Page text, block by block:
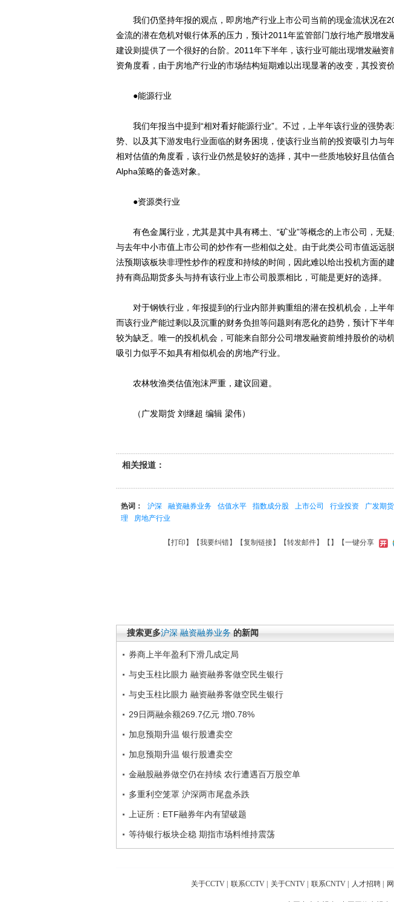
我们仍坚持年报的观点，即房地产行业上市公司当前的现金流状况在
金流的潜在危机对银行体系的压力，预计2011年监管部门放行地产股增发
建设则提供了一个很好的台阶。2011年下半年，该行业可能出现增发融资
资角度看，由于房地产行业的市场结构短期难以出现显著的改变，其投资价
●能源行业
我们年报当中提到“相对看好能源行业”。不过，上半年该行业的强势
势、以及其下游发电行业面临的财务困境，使该行业当前的投资吸引力与
相对估值的角度看，该行业仍然是较好的选择，其中一些质地较好且估值
Alpha策略的备选对象。
●资源类行业
有色金属行业，尤其是其中具有稀土、“矿业”等概念的上市公司，无疑
与去年中小市值上市公司的炒作有一些相似之处。由于此类公司市值远远
法预期该板块非理性炒作的程度和持续的时间，因此难以给出投机方面的
持有商品期货多头与持有该行业上市公司股票相比，可能是更好的选择。
对于钢铁行业，年报提到的行业内部并购重组的潜在投机机会，上半年
而该行业产能过剩以及沉重的财务负担等问题则有恶化的趋势，预计下半
较为缺乏。唯一的投机机会，可能来自部分公司增发融资前维持股价的动
吸引力似乎不如具有相似机会的房地产行业。
农林牧渔类估值泡沫严重，建议回避。
（广发期货 刘继超 编辑 梁伟）
相关报道：
热词： 沪深 融资融券业务 估值水平 指数成分股 上市公司 行业投资 广发期货
理
房地产行业
【打印 】【我要纠错】【复制链接】【转发邮件】【 】 【一键分享
搜索更多沪深 融资融券业务 的新闻
券商上半年盈利下滑几成定局
与史玉柱比眼力 融资融券客做空民生银行
与史玉柱比眼力 融资融券客做空民生银行
29日两融余额269.7亿元 增0.78%
加息预期升温 银行股遭卖空
加息预期升温 银行股遭卖空
金融股融券做空仍在持续 农行遭遇百万股空单
多重利空笼罩 沪深两市尾盘杀跌
上证所：ETF融券年内有望破题
等待银行板块企稳 期指市场料维持震荡
关于CCTV 联系CCTV 关于CNTV 联系CNTV 人才招聘